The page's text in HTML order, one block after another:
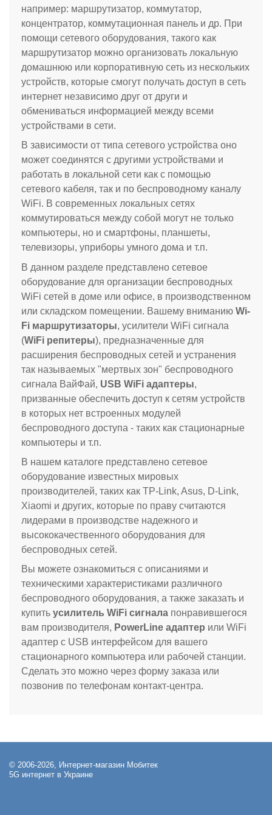
например: маршрутизатор, коммутатор,
концентратор, коммутационная панель и др. При
помощи сетевого оборудования, такого как
маршрутизатор можно организовать локальную
домашнюю или корпоративную сеть из нескольких
устройств, которые смогут получать доступ в сеть
интернет независимо друг от други и
обмениваться информацией между всеми
устройствами в сети.
В зависимости от типа сетевого устройства оно
может соединятся с другими устройствами и
работать в локальной сети как с помощью
сетевого кабеля, так и по беспроводному каналу
WiFi. В современных локальных сетях
коммутироваться между собой могут не только
компьютеры, но и смартфоны, планшеты,
телевизоры, уприборы умного дома и т.п.
В данном разделе представлено сетевое
оборудование для организации беспроводных
WiFi сетей в доме или офисе, в производственном
или складском помещении. Вашему вниманию Wi-
Fi маршрутизаторы, усилители WiFi сигнала
(WiFi репитеры), предназначенные для
расширения беспроводных сетей и устранения
так называемых "мертвых зон" беспроводного
сигнала ВайФай, USB WiFi адаптеры,
призванные обеспечить доступ к сетям устройств
в которых нет встроенных модулей
беспроводного доступа - таких как стационарные
компьютеры и т.п.
В нашем каталоге представлено сетевое
оборудование известных мировых
производителей, таких как TP-Link, Asus, D-Link,
Xiaomi и других, которые по праву считаются
лидерами в производстве надежного и
высококачественного оборудования для
беспроводных сетей.
Вы можете ознакомиться с описаниями и
техническими характеристиками различного
беспроводного оборудования, а также заказать и
купить усилитель WiFi сигнала понравившегося
вам производителя, PowerLine адаптер или WiFi
адаптер с USB интерфейсом для вашего
стационарного компьютера или рабочей станции.
Сделать это можно через форму заказа или
позвонив по телефонам контакт-центра.
© 2006-2026, Интернет-магазин Мобитек
5G интернет в Украине